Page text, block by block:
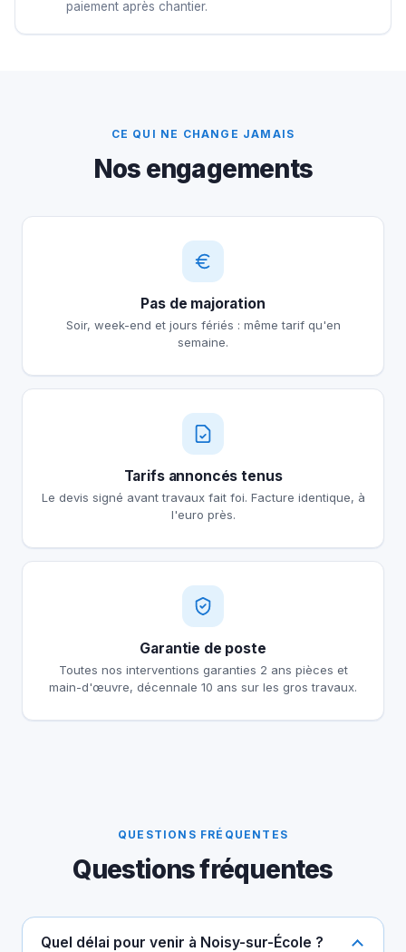
paiement après chantier.
CE QUI NE CHANGE JAMAIS
Nos engagements
Pas de majoration
Soir, week-end et jours fériés : même tarif qu'en
semaine.
Tarifs annoncés tenus
Le devis signé avant travaux fait foi. Facture identique, à
l'euro près.
Garantie de poste
Toutes nos interventions garanties 2 ans pièces et
main-d'œuvre, décennale 10 ans sur les gros travaux.
QUESTIONS FRÉQUENTES
Questions fréquentes
Quel délai pour venir à Noisy-sur-École ?